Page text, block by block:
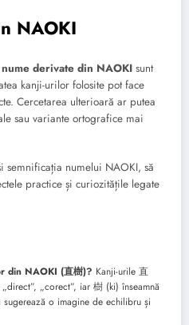
NAOKI
nume derivate din NAOKI sunt
kanji-urilor folosite pot face
Cercetarea ulterioară ar putea
sau variante ortografice mai
semnificația numelui NAOKI, să
practice și curiozitățile legate
din NAOKI (直樹)? Kanji-urile 直
„corect”, iar 樹 (ki) înseamnă
o imagine de echilibru și